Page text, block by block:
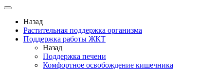
Назад
Растительная поддержка организма
Поддержка работы ЖКТ
Назад
Поддержка печени
Комфортное освобождение кишечника